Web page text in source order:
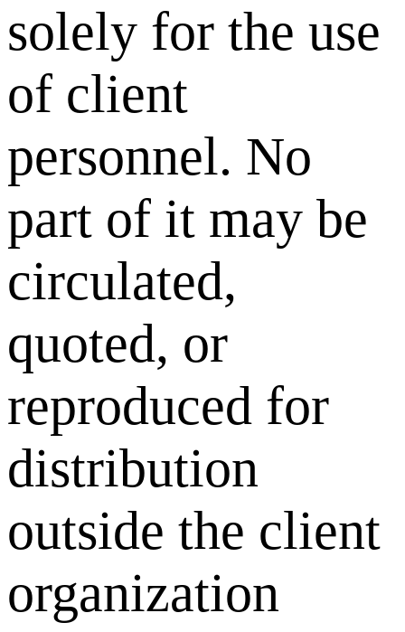
solely for the use
of client
personnel. No
part of it may be
circulated,
quoted, or
reproduced for
distribution
outside the client
organization